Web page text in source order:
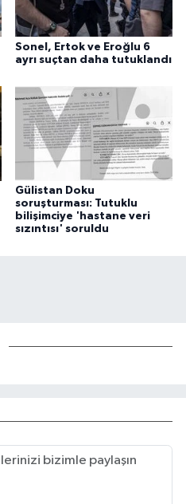
Sonel, Ertok ve Eroğlu 6
ayrı suçtan daha tutuklandı
Gülistan Doku
soruşturması: Tutuklu
bilişimciye 'hastane veri
sızıntısı' soruldu